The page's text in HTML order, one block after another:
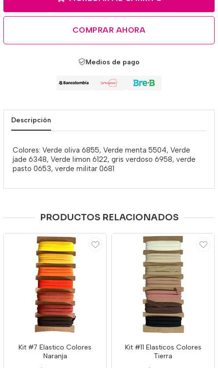
COMPRAR AHORA
Medios de pago
Descripción
Colores: Verde oliva 6855, Verde menta 5504, Verde
jade 6348, Verde limon 6122, gris verdoso 6958, verde
pasto 0653, verde militar 0681
PRODUCTOS RELACIONADOS
Kit #7 Elastico Colores
Naranja
Kit #11 Elasticos Colores
Tierra